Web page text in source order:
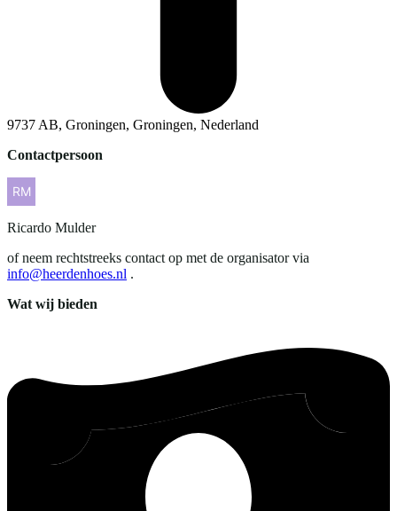
9737 AB, Groningen, Groningen, Nederland
Contactpersoon
Ricardo Mulder
of neem rechtstreeks contact op met de organisator via
info@heerdenhoes.nl .
Wat wij bieden